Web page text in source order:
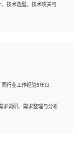
学习能力和工作责任心
技术选型、技术攻关与
以上开发工作经验；
多线程及高并发系统开
件、基础架构方案和云
背后实现机制；
行业工作经验5年以
求调研、需求整理与分析